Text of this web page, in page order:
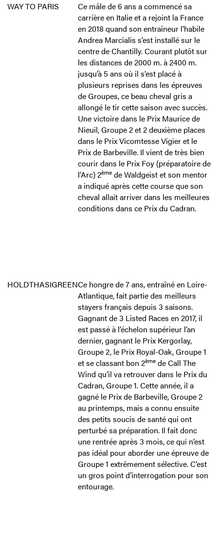
WAY TO PARIS
Ce mâle de 6 ans a commencé sa
carrière en Italie et a rejoint la France
en 2018 quand son entraîneur l’habile
Andrea Marcialis s’est installé sur le
centre de Chantilly. Courant plutôt sur
les distances de 2000 m. à 2400 m.
jusqu’à 5 ans où il s’est placé à
plusieurs reprises dans les épreuves
de Groupes, ce beau cheval gris a
allongé le tir cette saison avec succès.
Une victoire dans le Prix Maurice de
Nieuil, Groupe 2 et 2 deuxième places
dans le Prix Vicomtesse Vigier et le
Prix de Barbeville. Il vient de très bien
courir dans le Prix Foy (préparatoire de
l’Arc) 2ème de Waldgeist et son mentor
a indiqué après cette course que son
cheval allait arriver dans les meilleures
conditions dans ce Prix du Cadran.
HOLDTHASIGREENCe hongre de 7 ans, entraîné en Loire-
Atlantique, fait partie des meilleurs
stayers français depuis 3 saisons.
Gagnant de 3 Listed Races en 2017, il
est passé à l’échelon supérieur l’an
dernier, gagnant le Prix Kergorlay,
Groupe 2, le Prix Royal-Oak, Groupe 1
et se classant bon 2ème de Call The
Wind qu’il va retrouver dans le Prix du
Cadran, Groupe 1. Cette année, il a
gagné le Prix de Barbeville, Groupe 2
au printemps, mais a connu ensuite
des petits soucis de santé qui ont
perturbé sa préparation. Il fait donc
une rentrée après 3 mois, ce qui n’est
pas idéal pour aborder une épreuve de
Groupe 1 extrêmement sélective. C’est
un gros point d’interrogation pour son
entourage.